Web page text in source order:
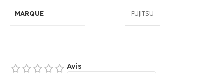
MARQUE FUJITSU
Avis